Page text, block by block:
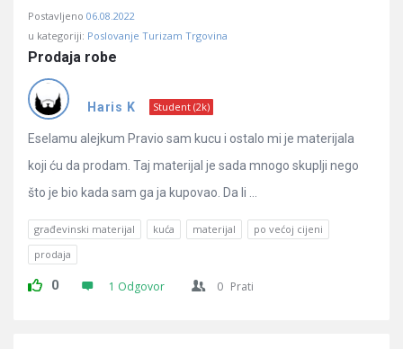
Učene
Latest
Pitanja
Postavljeno 06.08.2022
u kategoriji: Poslovanje Turizam Trgovina
Prodaja robe
Haris K Student (2k)
Eselamu alejkum Pravio sam kucu i ostalo mi je materijala
koji ću da prodam. Taj materijal je sada mnogo skuplji nego
što je bio kada sam ga ja kupovao. Da li ...
građevinski materijal kuća materijal
po većoj cijeni
prodaja
0 1 Odgovor 0 Prati